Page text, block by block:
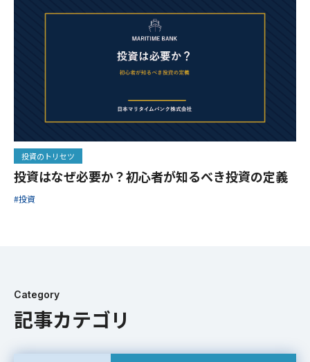
投資のトリセツ
投資はなぜ必要か？初心者が知るべき投資の定義
#投資
Category
記事カテゴリ